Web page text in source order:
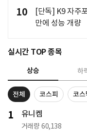
10
[단독] K9 자주
만에 성능 개량
실시간 TOP 종목
상승 하
전체 코스피 코스
1 유니켐
거래량 60,138